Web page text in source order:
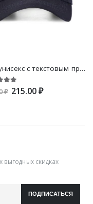
1шт унисекс с текстовым принтом с защитой от солнца повседневный бейсбола для наружный
₽ 215.00 ₽
скидках
ПОДПИСАТЬСЯ